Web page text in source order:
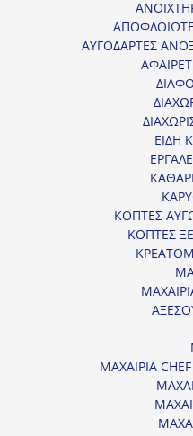
ΑΥΓΟΔΑΡΤΕΣ
ΕΙΔΗ
ΚΟΠΤΕΣ
ΚΟΠΤΕΣ
ΜΑΧΑΙΡΙΑ